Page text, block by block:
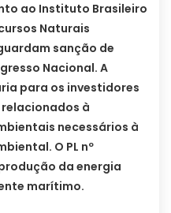
ao Instituto Brasileiro
Naturais
sanção de
Nacional. A
para os investidores
à
necessários à
O PL nº
da energia
marítimo.